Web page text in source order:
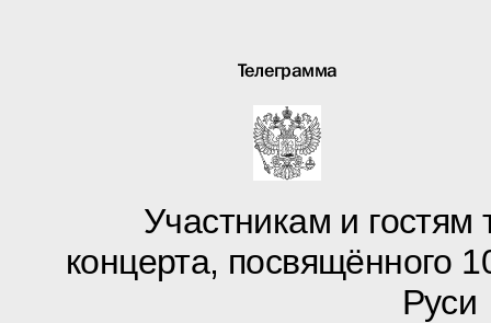
Телеграмма
Участникам и гостям
концерта, посвящённого
Руси